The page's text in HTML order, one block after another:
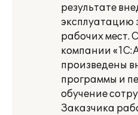
результате
эксплуатацию
рабочих мест.
компании
произведены
программы и
обучение
Заказчика